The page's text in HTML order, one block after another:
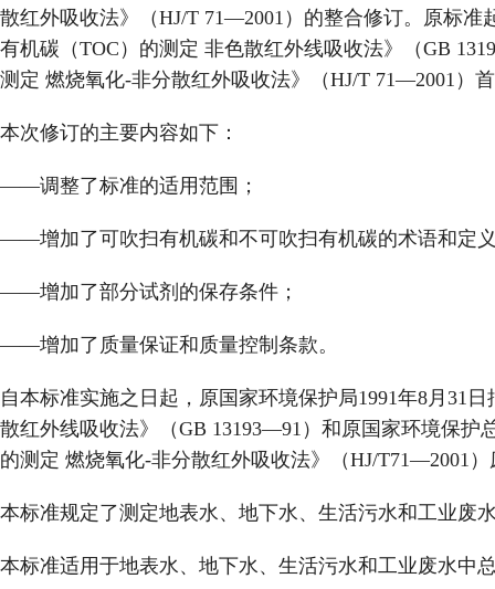
散红外吸收法》（HJ/T 71—2001）的整合修订。原标
有机碳（TOC）的测定 非色散红外线吸收法》（GB
测定 燃烧氧化-非分散红外吸收法》（HJ/T 71—2001）
本次修订的主要内容如下：
——调整了标准的适用范围；
——增加了可吹扫有机碳和不可吹扫有机碳的术语和定
——增加了部分试剂的保存条件；
——增加了质量保证和质量控制条款。
自本标准实施之日起，原国家环境保护局1991年8月31
散红外线吸收法》（GB 13193—91）和原国家环境保护
的测定 燃烧氧化-非分散红外吸收法》（HJ/T71—2001）
本标准规定了测定地表水、地下水、生活污水和工业废
本标准适用于地表水、地下水、生活污水和工业废水中